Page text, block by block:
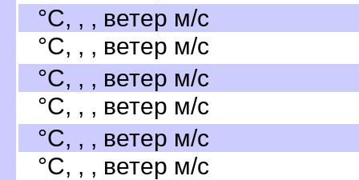
°C, , , ветер м/с
°C, , , ветер м/с
°C, , , ветер м/с
°C, , , ветер м/с
°C, , , ветер м/с
°C, , , ветер м/с